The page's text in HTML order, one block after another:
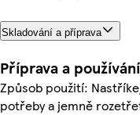
Skladování a příprava
Příprava a používání
Způsob použití:
potřeby a jemně